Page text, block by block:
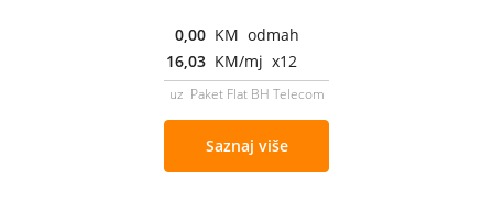
0,00 KM odmah
16,03 KM/mj x12
uz Paket Flat BH Telecom
Saznaj više